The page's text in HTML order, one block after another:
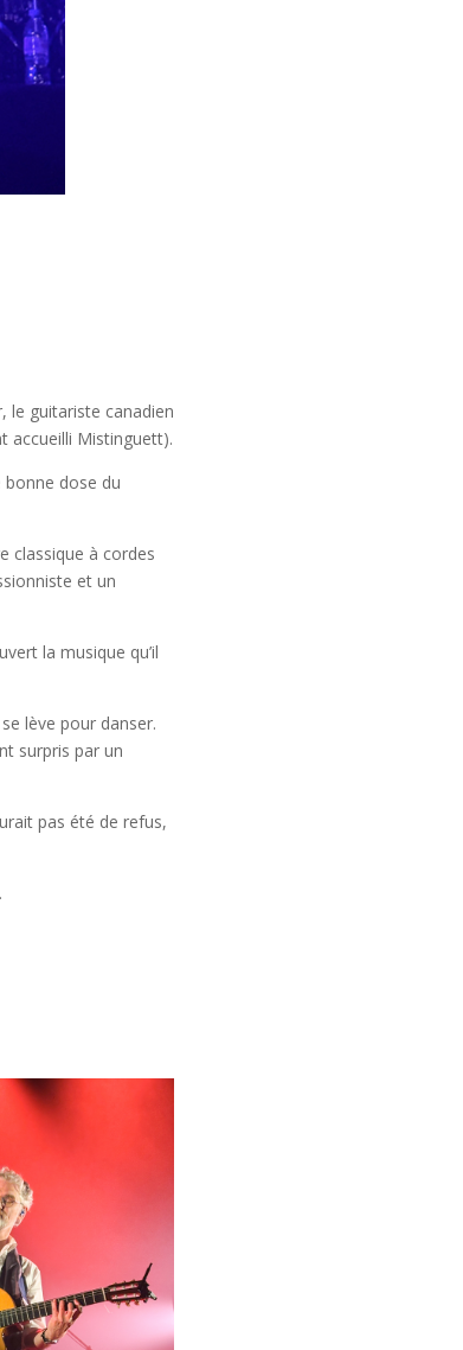
le guitariste canadien
accueilli Mistinguett).
dose du
classique à cordes
et un
la musique qu’il
lève pour danser.
surpris par un
pas été de refus,